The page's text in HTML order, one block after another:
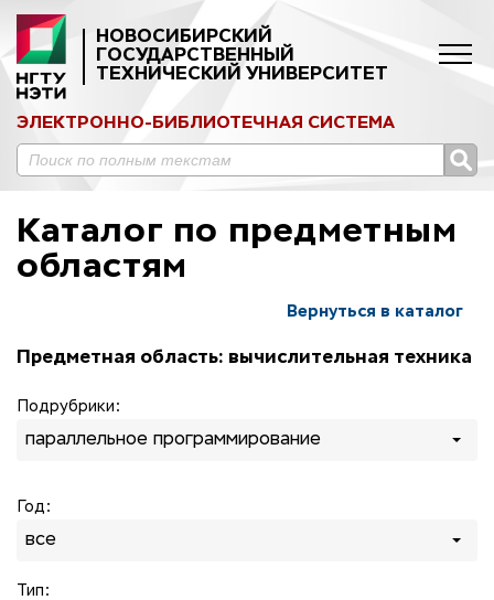
НОВОСИБИРСКИЙ
ГОСУДАРСТВЕННЫЙ
ТЕХНИЧЕСКИЙ УНИВЕРСИТЕТ
ЭЛЕКТРОННО-БИБЛИОТЕЧНАЯ СИСТЕМА
Каталог по предметным
областям
Вернуться в каталог
Предметная область: вычислительная техника
Подрубрики:
параллельное программирование
Год:
все
Тип: